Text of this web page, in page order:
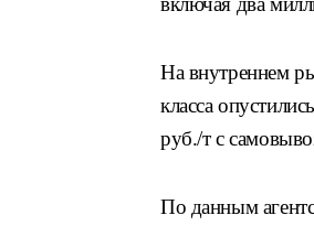
На внутреннем
класса
руб./т с
По данным